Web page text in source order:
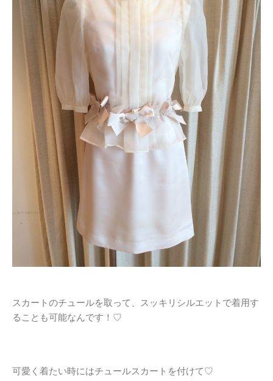
スカートのチュールを取って、スッキリシルエットで着用す
ることも可能なんです！♡
可愛く着たい時にはチュールスカートを付けて♡